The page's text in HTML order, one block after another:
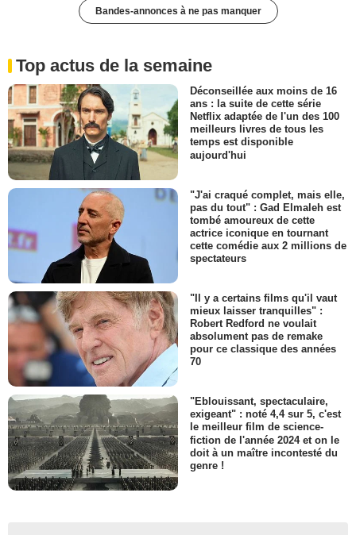
Bandes-annonces à ne pas manquer
Top actus de la semaine
Déconseillée aux moins de 16
ans : la suite de cette série
Netflix adaptée de l'un des 100
meilleurs livres de tous les
temps est disponible
aujourd'hui
"J'ai craqué complet, mais elle,
pas du tout" : Gad Elmaleh est
tombé amoureux de cette
actrice iconique en tournant
cette comédie aux 2 millions de
spectateurs
"Il y a certains films qu'il vaut
mieux laisser tranquilles" :
Robert Redford ne voulait
absolument pas de remake
pour ce classique des années
70
"Eblouissant, spectaculaire,
exigeant" : noté 4,4 sur 5, c'est
le meilleur film de science-
fiction de l'année 2024 et on le
doit à un maître incontesté du
genre !